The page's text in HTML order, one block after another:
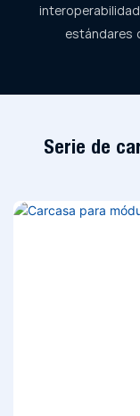
estándares
Serie de